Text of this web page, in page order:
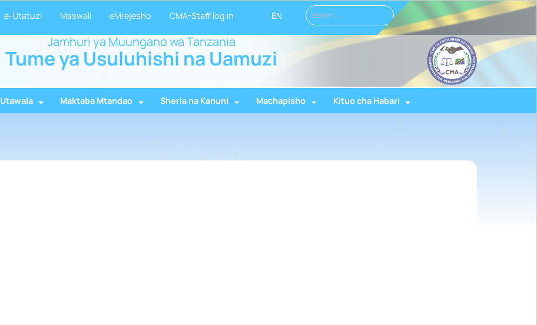
e-Utatuzi Maswali eMrejesho CMA-Staff log in EN
Jamhuri ya Muungano wa Tanzania
Tume ya Usuluhishi na Uamuzi
Utawala Maktaba Mtandao Sheria na Kanuni Machapisho Kituo cha Habari